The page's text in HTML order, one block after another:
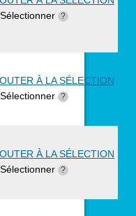
Sélectionner ?
À LA SÉLECTION
Sélectionner ?
À LA SÉLECTION
Sélectionner ?